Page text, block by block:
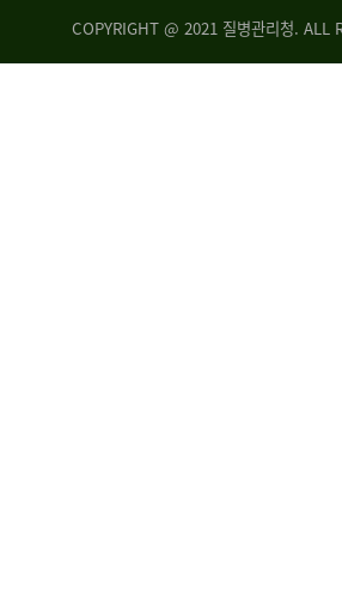
COPYRIGHT @ 2021 질병관리청. ALL